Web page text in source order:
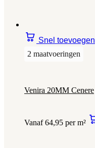
Snel toevoegen
2 maatvoeringen
Venira 20MM Cenere
Vanaf 64,95 per m²